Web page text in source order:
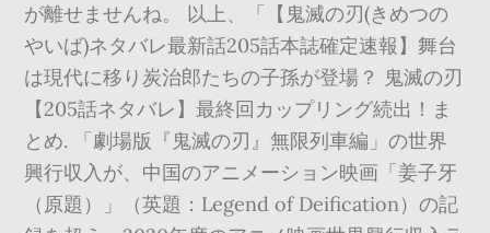
が離せませんね。 以上、「【鬼滅の刃(きめつの
やいば)ネタバレ最新話205話本誌確定速報】舞台
は現代に移り炭治郎たちの子孫が登場？ 鬼滅の刃
【205話ネタバレ】最終回カップリング続出！ま
とめ. 「劇場版『鬼滅の刃』無限列車編」の世界
興行収入が、中国のアニメーション映画「姜子牙
（原題）」（英題：Legend of Deification）の記